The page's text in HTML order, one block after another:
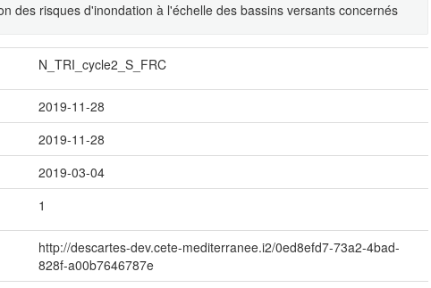
des risques d'inondation à l'échelle des bassins versants concernés
N_TRI_cycle2_S_FRC
2019-11-28
2019-11-28
2019-03-04
1
http://descartes-dev.cete-mediterranee.i2/0ed8efd7-73a2-4bad-
828f-a00b7646787e